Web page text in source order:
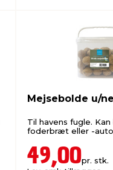
Mejsebolde u/
Til havens fugle.
foderbræt eller -
49,00pr. stk.